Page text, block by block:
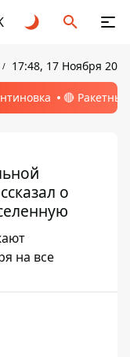
17:48, 17 Ноября 2022
🔴
о
на все